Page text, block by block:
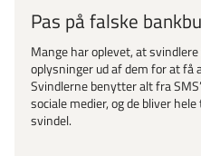
Pas på falske
Mange har oplevet, at
oplysninger ud af dem for at få
Svindlerne benytter alt fra
sociale medier, og de bliver
svindel.